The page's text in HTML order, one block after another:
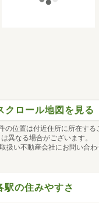
クロール地図を見る
の位置は付近住所に所在する
異なる場合がございます。
扱い不動産会社にお問い合わ
駅の住みやすさ